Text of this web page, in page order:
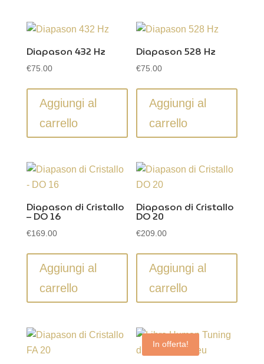
Diapason 432 Hz
€75.00
Aggiungi al
carrello
Diapason 528 Hz
€75.00
Aggiungi al
carrello
Diapason di Cristallo
– DO 16
€169.00
Aggiungi al
carrello
Diapason di Cristallo
DO 20
€209.00
Aggiungi al
carrello
In offerta!